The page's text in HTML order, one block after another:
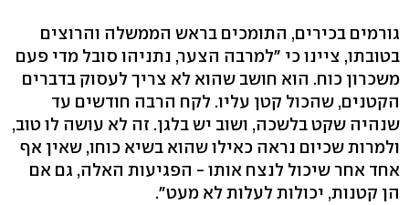
גורמים בכירים, התומכים בראש הממשלה והרוצים
בטובתו, ציינו כי "למרבה הצער, נתניהו סובל מדי פעם
משכרון כוח. הוא חושב שהוא לא צריך לעסוק בדברים
הקטנים, שהכול קטן עליו. לקח הרבה חודשים עד
שנהיה שקט בלשכה, ושוב יש בלגן. זה לא עושה לו טוב,
ולמרות שכיום נראה כאילו שהוא בשיא כוחו, שאין אף
אחד אחר שיכול לנצח אותו - הפגיעות האלה, גם אם
הן קטנות, יכולות לעלות לא מעט".